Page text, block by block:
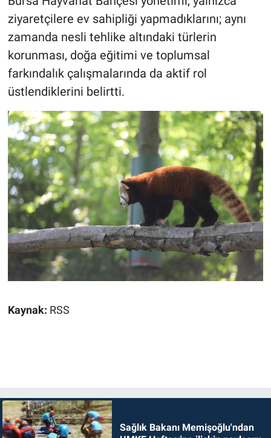
ziyaretçilere ev sahipliği yapmadıklarını; aynı
zamanda nesli tehlike altındaki türlerin
korunması, doğa eğitimi ve toplumsal
farkındalık çalışmalarında da aktif rol
üstlendiklerini belirtti.
Kaynak: RSS
Sağlık Bakanı Memişoğlu'ndan